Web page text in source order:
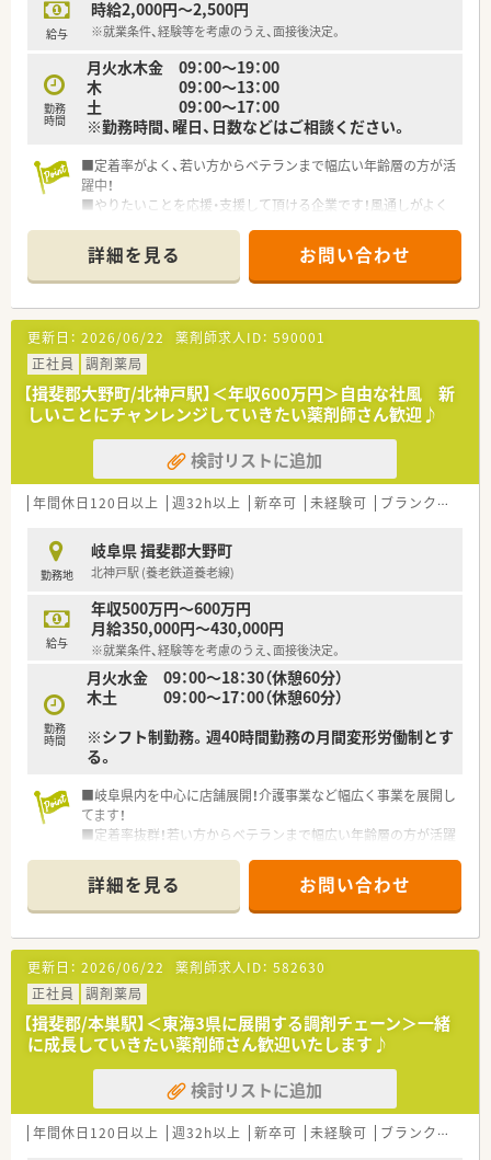
給与
時給2,000円～2,500円
※就業条件、経験等を考慮のうえ、面接後決定。
勤務
時間
月火水木金 09：00～19：00
木 09：00～13：00
土 09：00～17：00
※勤務時間、曜日、日数などはご相談ください。
■定着率がよく、若い方からベテランまで幅広い年齢層の方が活
躍中！
■やりたいことを応援・支援して頂ける企業です！風通しがよく
■薬剤師複数体制の充実化をさらに図っており、個々人への業務
負担が偏ることはありません。
詳細を見る お問い合わせ
更新日： 2026/06/22 薬剤師求人ID： 590001
正社員
調剤薬局
【揖斐郡大野町/北神戸駅】＜年収600万円＞自由な社風 新
しいことにチャンレンジしていきたい薬剤師さん歓迎♪
検討リストに追加
年間休日120日以上 週32h以上 新卒可 未経験可 ブランク可
勤務地
岐阜県 揖斐郡大野町
北神戸駅 (養老鉄道養老線)
給与
年収500万円～600万円
月給350,000円～430,000円
※就業条件、経験等を考慮のうえ、面接後決定。
勤務
時間
月火水金 09：00～18：30（休憩60分）
木土 09：00～17：00（休憩60分）
※シフト制勤務。週40時間勤務の月間変形労働制とす
る。
■岐阜県内を中心に店舗展開！介護事業など幅広く事業を展開し
てます！
■定着率抜群！若い方からベテランまで幅広い年齢層の方が活躍
■やりたいことを応援・支援して頂ける企業です！風通しがよく
アットホームな環境です！
詳細を見る お問い合わせ
更新日： 2026/06/22 薬剤師求人ID： 582630
正社員
調剤薬局
【揖斐郡/本巣駅】＜東海3県に展開する調剤チェーン＞一緒
に成長していきたい薬剤師さん歓迎いたします♪
検討リストに追加
年間休日120日以上 週32h以上 新卒可 未経験可 ブランク可